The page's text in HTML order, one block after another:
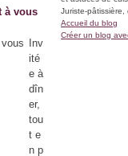
à vous
Inv
ité
e à
dîn
er,
tou
t e
n p
Juriste-pâtissière,
Accueil du blog
Créer un blog